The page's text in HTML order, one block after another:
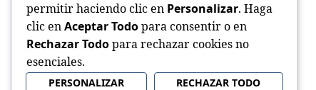
permitir haciendo clic en Personalizar. Haga
clic enAceptar Todopara consentir o en
Rechazar Todopara rechazar cookies no
esenciales.
PERSONALIZAR
RECHAZAR TODO